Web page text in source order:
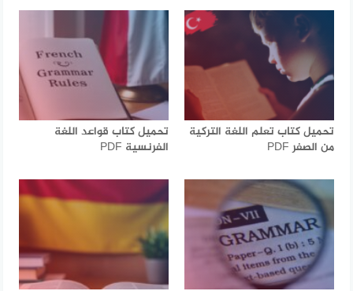
تحميل كتاب تعلم اللغة التركية
من الصفر PDF
تحميل كتاب قواعد اللغة
الفرنسية PDF